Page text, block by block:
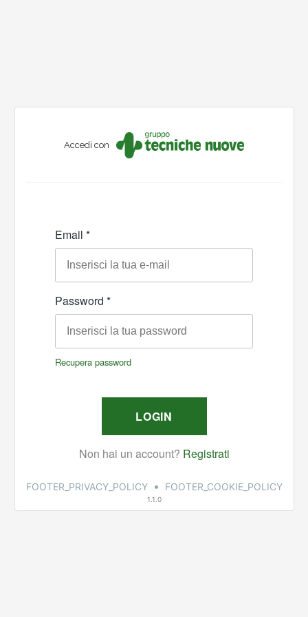
Accedi con
FOOTER_PRIVACY_POLICY • FOOTER_COOKIE_POLICY
1.1.0